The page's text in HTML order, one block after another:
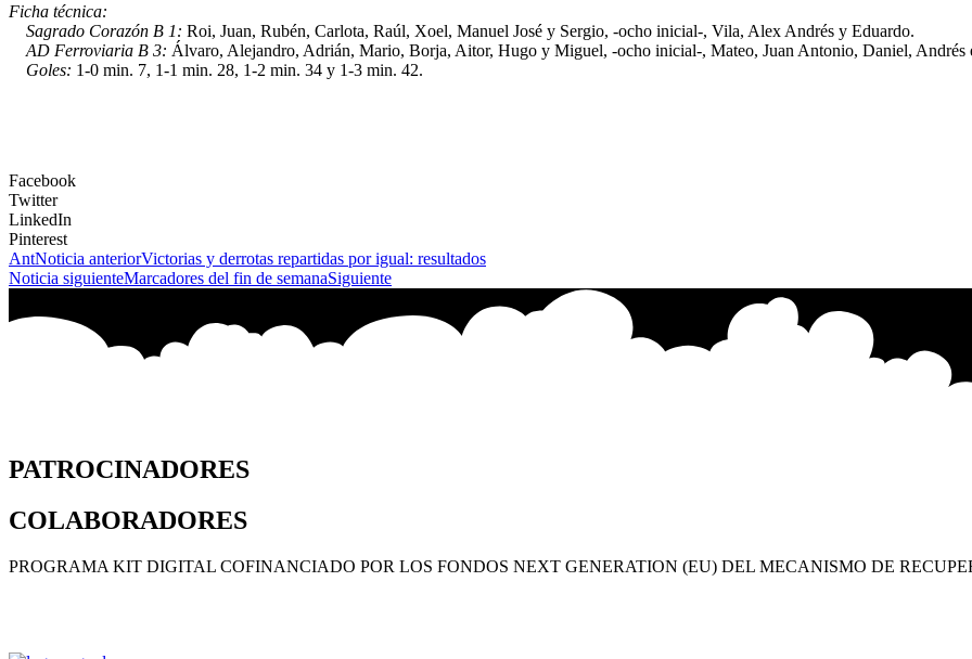
Ficha técnica:
Sagrado Corazón B 1: Roi, Juan, Rubén, Carlota, Raúl, Xoel, Manuel José y Sergio, -ocho inicial-, Vila, Alex Andrés y Eduardo.
AD Ferroviaria B 3: Álvaro, Alejandro, Adrián, Mario, Borja, Aitor, Hugo y Miguel, -ocho inicial-, Mateo, Juan Antonio, Daniel, Andrés
Goles: 1-0 min. 7, 1-1 min. 28, 1-2 min. 34 y 1-3 min. 42.
Facebook
Twitter
LinkedIn
Pinterest
AntNoticia anteriorVictorias y derrotas repartidas por igual: resultados
Noticia siguienteMarcadores del fin de semanaSiguiente
PATROCINADORES
COLABORADORES
PROGRAMA KIT DIGITAL COFINANCIADO POR LOS FONDOS NEXT GENERATION (EU) DEL MECANISMO DE